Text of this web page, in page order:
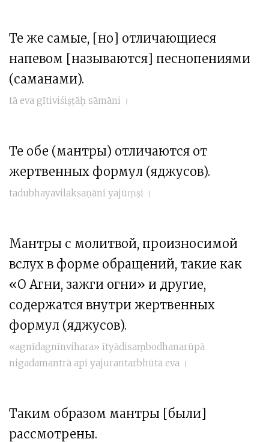
Те же самые, [но] отличающиеся
напевом [называются] песнопениями
(саманами).
tā eva gītiviśiṣṭāḥ sāmāni ।
Те обе (мантры) отличаются от
жертвенных формул (яджусов).
tadubhayavilakṣaṇāni yajūṃṣi ।
Мантры с молитвой, произносимой
вслух в форме обращений, такие как
«О Агни, зажги огни» и другие,
содержатся внутри жертвенных
формул (яджусов).
«agnīdagnīnvihara» ītyādisaṃbodhanarūpā
nigadamantrā api yajurantarbhūtā eva ।
Таким образом мантры [были]
рассмотрены.